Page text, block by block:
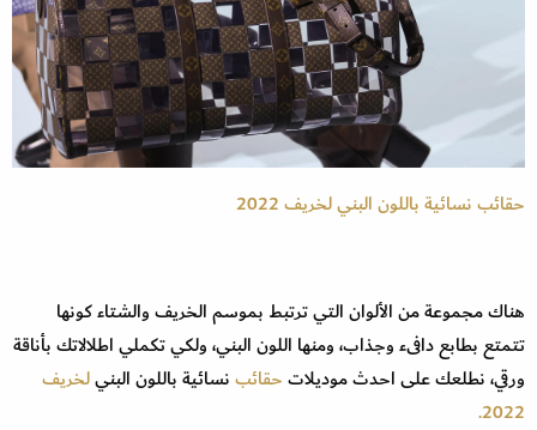
حقائب نسائية باللون البني ‬لخريف 2022
هناك مجموعة من الألوان التي ترتبط بموسم الخريف والشتاء كونها
تتمتع بطابع دافىء وجذاب، ومنها اللون البني، ولكي تكملي اطلالاتك بأناقة
ورقي، نطلعك على احدث موديلاتحقائبنسائية باللون البني‬لخريف
2022.